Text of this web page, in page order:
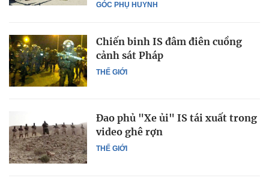
GÓC PHỤ HUYNH
THẾ GIỚI
Chiến binh IS đâm điên cuồng
cảnh sát Pháp
THẾ GIỚI
Đao phủ "Xe ủi" IS tái xuất trong
video ghê rợn